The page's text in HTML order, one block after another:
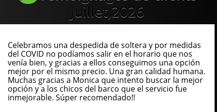
Juillet,2026
Celebramos una despedida de soltera y por medidas
del COVID no podíamos salir en el horario que nos
venía bien, y gracias a ellos conseguimos una opción
mejor por el mismo precio. Una gran calidad humana.
Muchas gracias a Monica que intento buscar la mejor
opción y a los chicos del barco que el servicio fue
inmejorable. Súper recomendado!!